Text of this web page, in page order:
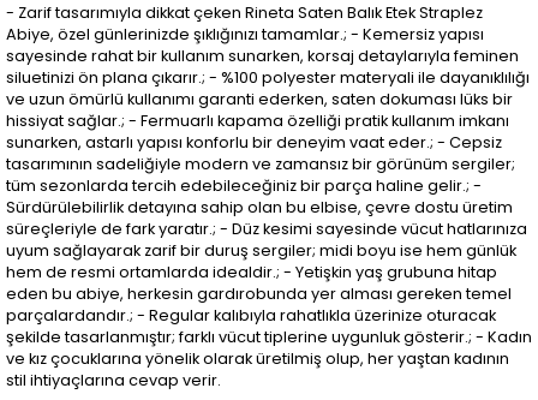
- Zarif tasarımıyla dikkat çeken Rineta Saten Balık Etek Straplez
Abiye, özel günlerinizde şıklığınızı tamamlar.; - Kemersiz yapısı
sayesinde rahat bir kullanım sunarken, korsaj detaylarıyla feminen
siluetinizi ön plana çıkarır.; - %100 polyester materyali ile dayanıklılığı
ve uzun ömürlü kullanımı garanti ederken, saten dokuması lüks bir
hissiyat sağlar.; - Fermuarlı kapama özelliği pratik kullanım imkanı
sunarken, astarlı yapısı konforlu bir deneyim vaat eder.; - Cepsiz
tasarımının sadeliğiyle modern ve zamansız bir görünüm sergiler;
tüm sezonlarda tercih edebileceğiniz bir parça haline gelir.; -
Sürdürülebilirlik detayına sahip olan bu elbise, çevre dostu üretim
süreçleriyle de fark yaratır.; - Düz kesimi sayesinde vücut hatlarınıza
uyum sağlayarak zarif bir duruş sergiler; midi boyu ise hem günlük
hem de resmi ortamlarda idealdir.; - Yetişkin yaş grubuna hitap
eden bu abiye, herkesin gardırobunda yer alması gereken temel
parçalardandır.; - Regular kalıbıyla rahatlıkla üzerinize oturacak
şekilde tasarlanmıştır; farklı vücut tiplerine uygunluk gösterir.; - Kadın
ve kız çocuklarına yönelik olarak üretilmiş olup, her yaştan kadının
stil ihtiyaçlarına cevap verir.